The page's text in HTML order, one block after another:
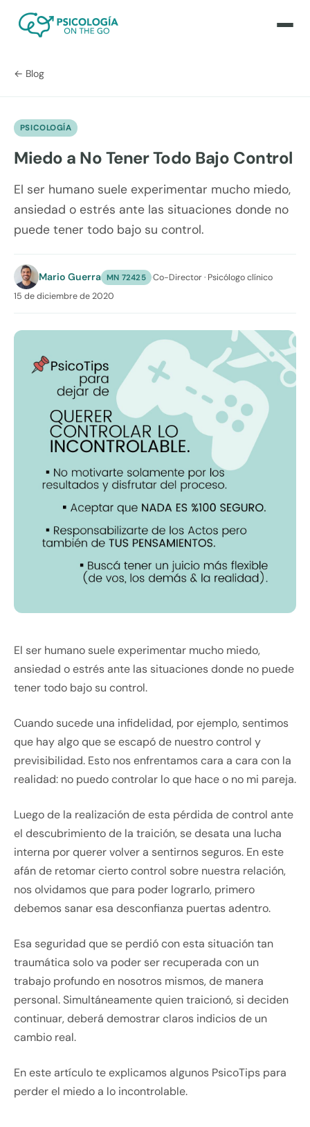
← Blog
PSICOLOGÍA
Miedo a No Tener Todo Bajo Control
El ser humano suele experimentar mucho miedo,
ansiedad o estrés ante las situaciones donde no
puede tener todo bajo su control.
Mario Guerra MN 72425 ·Co-Director · Psicólogo clínico
15 de diciembre de 2020
El ser humano suele experimentar mucho miedo,
ansiedad o estrés ante las situaciones donde no puede
tener todo bajo su control.
Cuando sucede una infidelidad, por ejemplo, sentimos
que hay algo que se escapó de nuestro control y
previsibilidad. Esto nos enfrentamos cara a cara con la
realidad: no puedo controlar lo que hace o no mi pareja.
Luego de la realización de esta pérdida de control ante
el descubrimiento de la traición, se desata una lucha
interna por querer volver a sentirnos seguros. En este
afán de retomar cierto control sobre nuestra relación,
nos olvidamos que para poder lograrlo, primero
debemos sanar esa desconfianza puertas adentro.
Esa seguridad que se perdió con esta situación tan
traumática solo va poder ser recuperada con un
trabajo profundo en nosotros mismos, de manera
personal. Simultáneamente quien traicionó, si deciden
continuar, deberá demostrar claros indicios de un
cambio real.
En este artículo te explicamos algunos PsicoTips para
perder el miedo a lo incontrolable.